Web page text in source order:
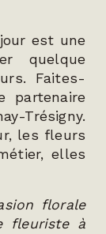
est une
quelque
Faites-
partenaire
Trésigny.
les fleurs
elles
florale
fleuriste à